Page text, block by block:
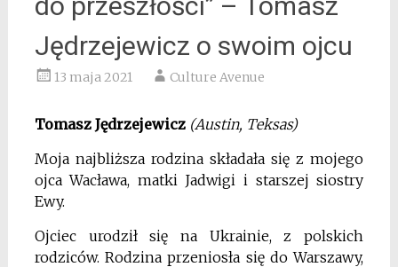
Jędrzejewicz o swoim ojcu
13 maja 2021 Culture Avenue
Tomasz Jędrzejewicz (Austin, Teksas)
Moja najbliższa rodzina składała się z mojego
ojca Wacława, matki Jadwigi i starszej siostry
Ewy.
Ojciec urodził się na Ukrainie, z polskich
rodziców. Rodzina przeniosła się do Warszawy,